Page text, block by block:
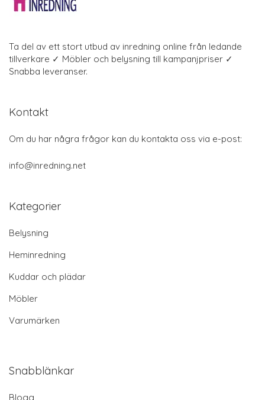
Ta del av ett stort utbud av inredning online från ledande
tillverkare ✓ Möbler och belysning till kampanjpriser ✓
Snabba leveranser.
Kontakt
Om du har några frågor kan du kontakta oss via e-post:
info@inredning.net
Kategorier
Belysning
Heminredning
Kuddar och plädar
Möbler
Varumärken
Snabblänkar
Blogg